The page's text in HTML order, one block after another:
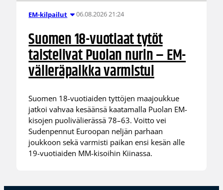
EM-kilpailut 06.08.2026 21:24
Suomen 18-vuotiaat tytöt
taistelivat Puolan nurin – EM-
välieräpaikka varmistui
Suomen 18-vuotiaiden tyttöjen maajoukkue
jatkoi vahvaa kesäänsä kaatamalla Puolan EM-
kisojen puolivälierässä 78–63. Voitto vei
Sudenpennut Euroopan neljän parhaan
joukkoon sekä varmisti paikan ensi kesän alle
19-vuotiaiden MM-kisoihin Kiinassa.